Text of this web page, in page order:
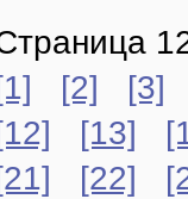
[2]
[3]
[13]
[22]